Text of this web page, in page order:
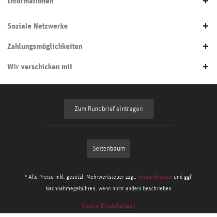
Soziale Netzwerke
Zahlungsmöglichkeiten
Wir verschicken mit
Zum Rundbrief eintragen
Seitenbaum
* Alle Preise inkl. gesetzl. Mehrwertsteuer zzgl. Versandkosten und ggf.
Nachnahmegebühren, wenn nicht anders beschrieben
Cookie-Einstellungen